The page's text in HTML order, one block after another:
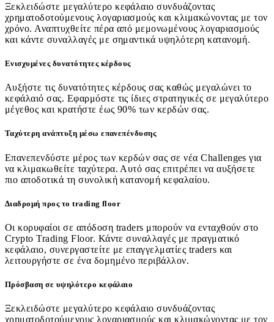
Ξεκλειδώστε μεγαλύτερο κεφάλαιο συνδυάζοντας
χρηματοδοτούμενους λογαριασμούς και κλιμακώνοντας με τον
χρόνο. Αναπτυχθείτε πέρα από μεμονωμένους λογαριασμούς
και κάντε συναλλαγές με σημαντικά υψηλότερη κατανομή.
Ενισχυμένες δυνατότητες κέρδους
Αυξήστε τις δυνατότητες κέρδους σας καθώς μεγαλώνει το
κεφάλαιό σας. Εφαρμόστε τις ίδιες στρατηγικές σε μεγαλύτερο
μέγεθος και κρατήστε έως 90% των κερδών σας.
Ταχύτερη ανάπτυξη μέσω επανεπένδυσης
Επανεπενδύστε μέρος των κερδών σας σε νέα Challenges για
να κλιμακωθείτε ταχύτερα. Αυτό σας επιτρέπει να αυξήσετε
πιο αποδοτικά τη συνολική κατανομή κεφαλαίου.
Διαδρομή προς το trading floor
Οι κορυφαίοι σε απόδοση traders μπορούν να ενταχθούν στο
Crypto Trading Floor. Κάντε συναλλαγές με πραγματικό
κεφάλαιο, συνεργαστείτε με επαγγελματίες traders και
λειτουργήστε σε ένα δομημένο περιβάλλον.
Πρόσβαση σε υψηλότερο κεφάλαιο
Ξεκλειδώστε μεγαλύτερο κεφάλαιο συνδυάζοντας
χρηματοδοτούμενους λογαριασμούς και κλιμακώνοντας με τον